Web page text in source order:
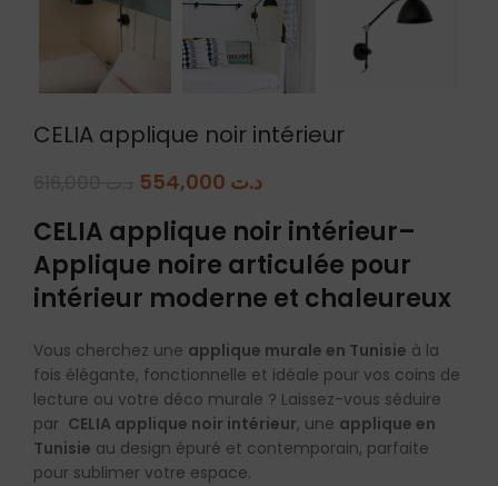
CELIA applique noir intérieur
د.ت
CELIA applique noir intérieur–
Applique noire articulée pour
intérieur moderne et chaleureux
Vous cherchez une applique murale en Tunisie à la
fois élégante, fonctionnelle et idéale pour vos coins de
lecture ou votre déco murale ? Laissez-vous séduire
par CELIA applique noir intérieur, une applique en
Tunisie au design épuré et contemporain, parfaite
pour sublimer votre espace.